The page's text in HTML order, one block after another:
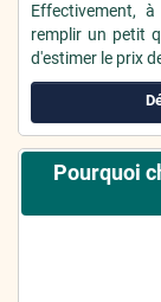
Effectivement,
remplir un petit
d'estimer le prix
Pourquoi